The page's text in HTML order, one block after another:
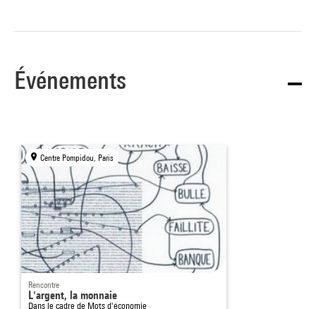
Événements
Centre Pompidou, Paris
Rencontre
L'argent, la monnaie
Dans le cadre de Mots d'économie